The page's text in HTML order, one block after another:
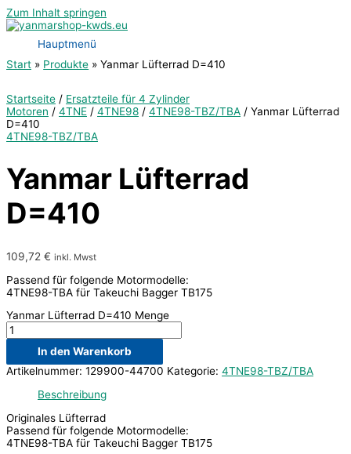
Zum Inhalt springen
Hauptmenü
Start
Produkte Yanmar Lüfterrad D=410
Startseite / Ersatzteile für 4 Zylinder
Motoren / 4TNE / 4TNE98 / 4TNE98-TBZ/TBA / Yanmar Lüfterrad
D=410
4TNE98-TBZ/TBA
Yanmar Lüfterrad
D=410
109,72 € inkl. Mwst
Passend für folgende Motormodelle:
4TNE98-TBA für Takeuchi Bagger TB175
Yanmar Lüfterrad D=410 Menge
In den Warenkorb
Artikelnummer: 129900-44700 Kategorie: 4TNE98-TBZ/TBA
Beschreibung
Originales Lüfterrad
Passend für folgende Motormodelle:
4TNE98-TBA für Takeuchi Bagger TB175